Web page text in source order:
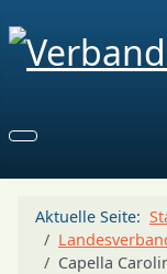
Aktuelle Seite:
Capella